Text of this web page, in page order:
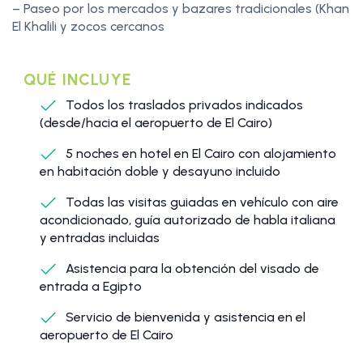
– Paseo por los mercados y bazares tradicionales (Khan
El Khalili y zocos cercanos
QUÉ INCLUYE
Todos los traslados privados indicados
(desde/hacia el aeropuerto de El Cairo)
5 noches en hotel en El Cairo con alojamiento
en habitación doble y desayuno incluido
Todas las visitas guiadas en vehículo con aire
acondicionado, guía autorizado de habla italiana
y entradas incluidas
Asistencia para la obtención del visado de
entrada a Egipto
Servicio de bienvenida y asistencia en el
aeropuerto de El Cairo